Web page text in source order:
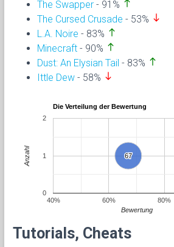
The Swapper - 91% north
The Cursed Crusade - 53% south
L.A. Noire - 83% north
Minecraft - 90% north
Dust: An Elysian Tail - 83% north
Ittle Dew - 58% south
Die Verteilung der Bewertung
67
67
40% 60% 80%
0
1
2
Bewertung
Anzahl
Tutorials, Cheats